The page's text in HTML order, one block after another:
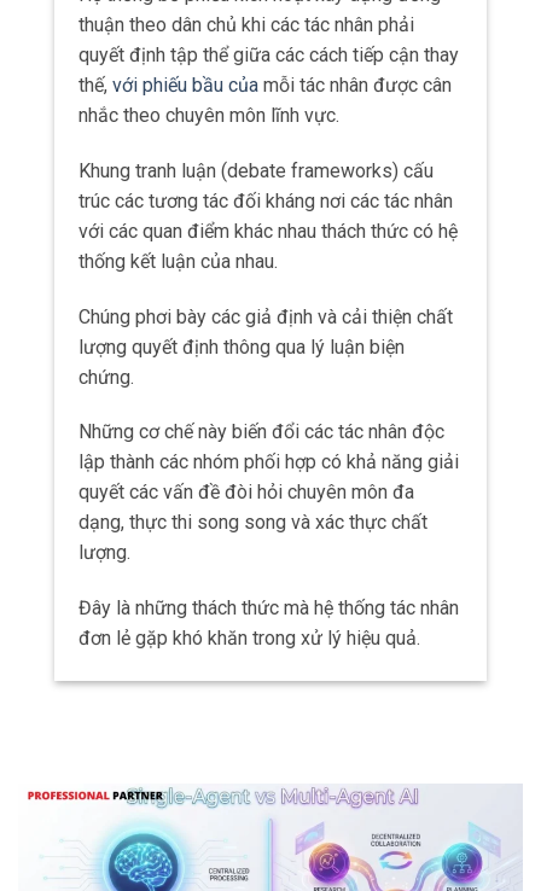
thuận theo dân chủ khi các tác nhân phải
quyết định tập thể giữa các cách tiếp cận thay
thế, với phiếu bầu của mỗi tác nhân được cân
nhắc theo chuyên môn lĩnh vực.
Khung tranh luận (debate frameworks) cấu
trúc các tương tác đối kháng nơi các tác nhân
với các quan điểm khác nhau thách thức có hệ
thống kết luận của nhau.
Chúng phơi bày các giả định và cải thiện chất
lượng quyết định thông qua lý luận biện
chứng.
Những cơ chế này biến đổi các tác nhân độc
lập thành các nhóm phối hợp có khả năng giải
quyết các vấn đề đòi hỏi chuyên môn đa
dạng, thực thi song song và xác thực chất
lượng.
Đây là những thách thức mà hệ thống tác nhân
đơn lẻ gặp khó khăn trong xử lý hiệu quả.